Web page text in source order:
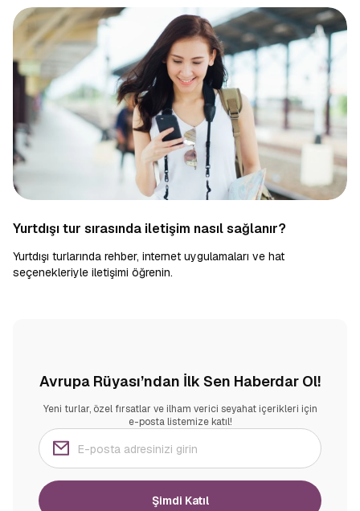
Yurtdışı tur sırasında iletişim nasıl sağlanır?
Yurtdışı turlarında rehber, internet uygulamaları ve hat
seçenekleriyle iletişimi öğrenin.
Avrupa Rüyası’ndan İlk Sen Haberdar Ol!
Yeni turlar, özel fırsatlar ve ilham verici seyahat içerikleri için
e-posta listemize katıl!
Şimdi Katıl